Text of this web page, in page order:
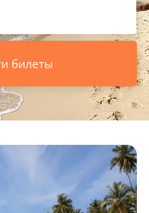
билеты